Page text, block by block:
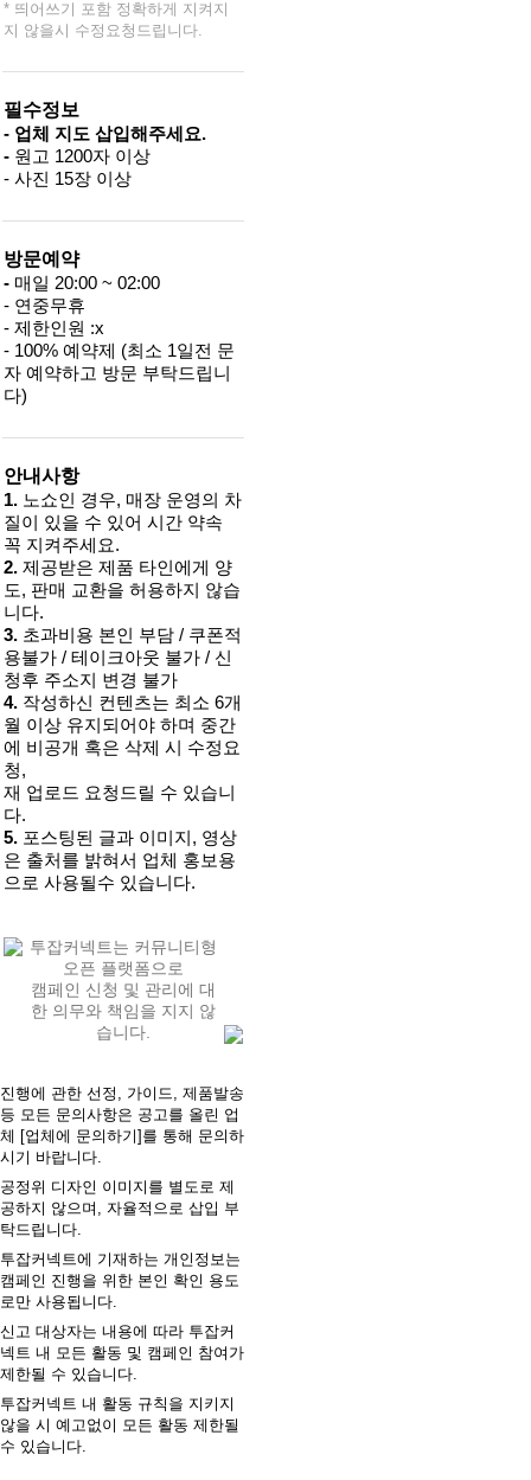
* 띄어쓰기 포함 정확하게 지켜지
지 않을시 수정요청드립니다.
필수정보
- 업체 지도 삽입해주세요.
- 원고 1200자 이상
- 사진 15장 이상
방문예약
- 매일 20:00 ~ 02:00
- 연중무휴
- 제한인원 :x
- 100% 예약제 (최소 1일전 문
자 예약하고 방문 부탁드립니
다)
안내사항
1. 노쇼인 경우, 매장 운영의 차
질이 있을 수 있어 시간 약속
꼭 지켜주세요.
2. 제공받은 제품 타인에게 양
도, 판매 교환을 허용하지 않습
니다.
3. 초과비용 본인 부담 / 쿠폰적
용불가 / 테이크아웃 불가 / 신
청후 주소지 변경 불가
4. 작성하신 컨텐츠는 최소 6개
월 이상 유지되어야 하며 중간
에 비공개 혹은 삭제 시 수정요
청,
재 업로드 요청드릴 수 있습니
다.
5. 포스팅된 글과 이미지, 영상
은 출처를 밝혀서 업체 홍보용
으로 사용될수 있습니다.
투잡커넥트는 커뮤니티형
오픈 플랫폼으로
캠페인 신청 및 관리에 대
한 의무와 책임을 지지 않
습니다.
진행에 관한 선정, 가이드, 제품발송
등 모든 문의사항은 공고를 올린 업
체 [업체에 문의하기]를 통해 문의하
시기 바랍니다.
공정위 디자인 이미지를 별도로 제
공하지 않으며, 자율적으로 삽입 부
탁드립니다.
투잡커넥트에 기재하는 개인정보는
캠페인 진행을 위한 본인 확인 용도
로만 사용됩니다.
신고 대상자는 내용에 따라 투잡커
넥트 내 모든 활동 및 캠페인 참여가
제한될 수 있습니다.
투잡커넥트 내 활동 규칙을 지키지
않을 시 예고없이 모든 활동 제한될
수 있습니다.